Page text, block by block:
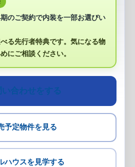
のご契約で内装を一部お選びい
る先行者特典です。気になる物
にご相談ください。
い合わせをする
予定物件を見る
ハウスを見学する